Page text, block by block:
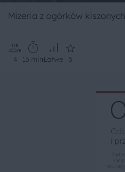
Mizeria z ogórków kiszonych
4 15 minŁatwe 5